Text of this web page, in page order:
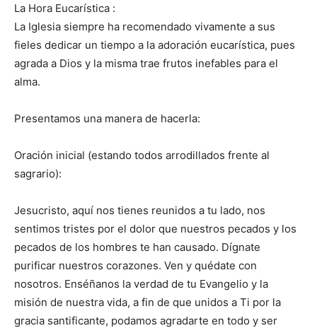
La Hora Eucarística :
La Iglesia siempre ha recomendado vivamente a sus
fieles dedicar un tiempo a la adoración eucarística, pues
agrada a Dios y la misma trae frutos inefables para el
alma.
Presentamos una manera de hacerla:
Oración inicial (estando todos arrodillados frente al
sagrario):
Jesucristo, aquí nos tienes reunidos a tu lado, nos
sentimos tristes por el dolor que nuestros pecados y los
pecados de los hombres te han causado. Dígnate
purificar nuestros corazones. Ven y quédate con
nosotros. Enséñanos la verdad de tu Evangelio y la
misión de nuestra vida, a fin de que unidos a Ti por la
gracia santificante, podamos agradarte en todo y ser